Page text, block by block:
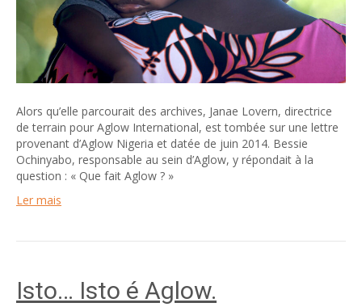
Alors qu’elle parcourait des archives, Janae Lovern, directrice
de terrain pour Aglow International, est tombée sur une lettre
provenant d’Aglow Nigeria et datée de juin 2014. Bessie
Ochinyabo, responsable au sein d’Aglow, y répondait à la
question : « Que fait Aglow ? »
Ler mais
Isto… Isto é Aglow.